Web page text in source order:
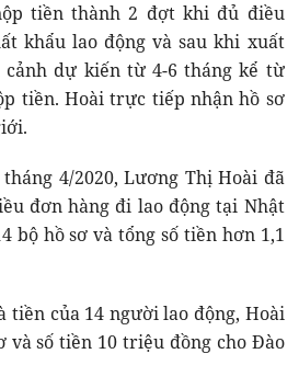
tiền thành 2 đợt khi đủ điều
khẩu lao động và sau khi xuất
cảnh dự kiến từ 4-6 tháng kể từ
tiền. Hoài trực tiếp nhận hồ sơ
4/2020, Lương Thị Hoài đã
đơn hàng đi lao động tại Nhật
bộ hồ sơ và tổng số tiền hơn 1,1
tiền của 14 người lao động, Hoài
và số tiền 10 triệu đồng cho Đào